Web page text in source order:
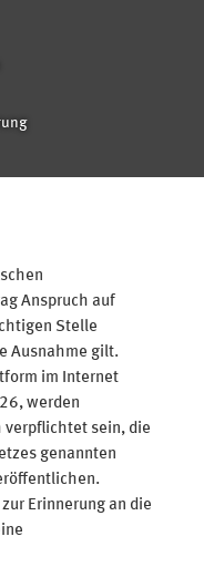
Anspruch auf
Stelle
Ausnahme gilt.
im Internet
werden
sein, die
genannten
Erinnerung an die